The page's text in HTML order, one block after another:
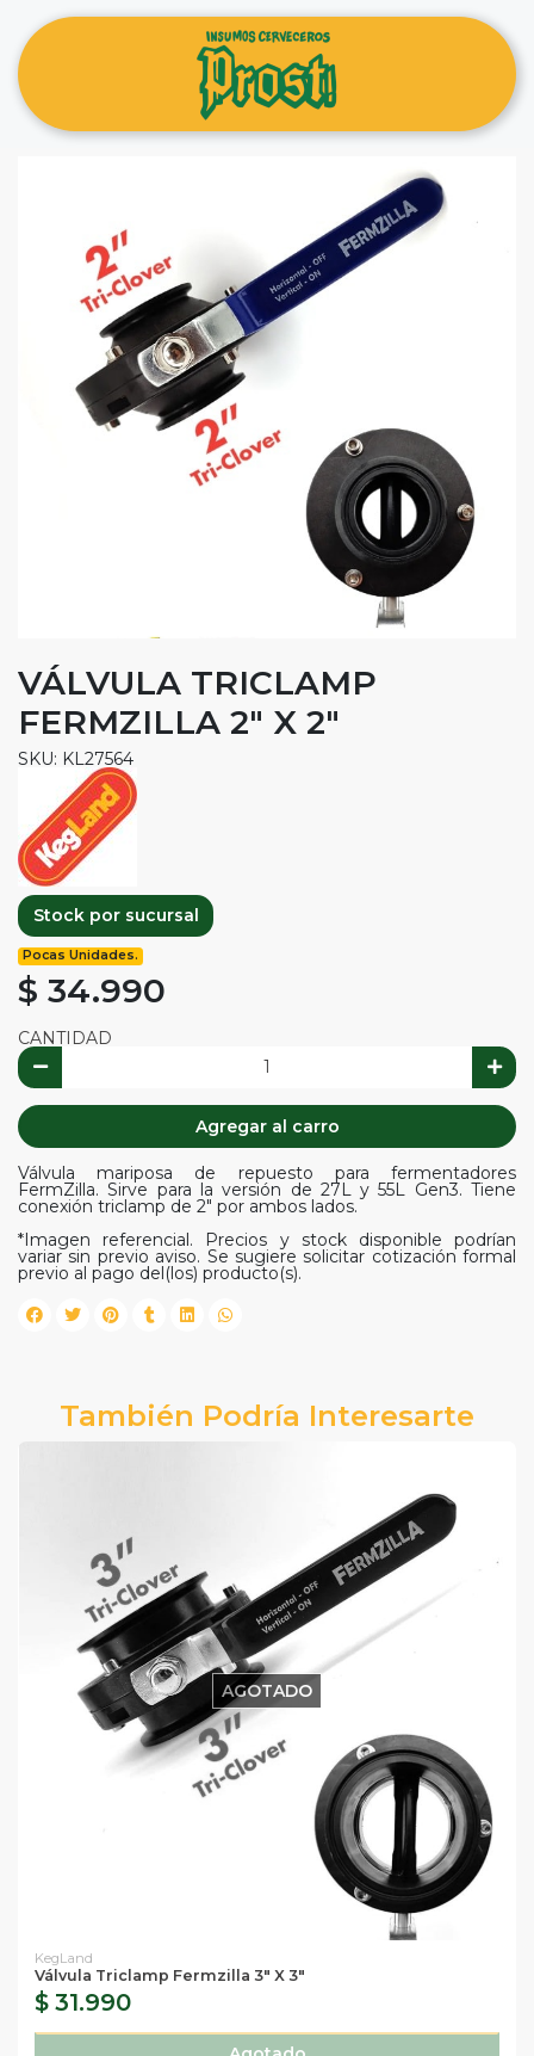
VÁLVULA TRICLAMP
FERMZILLA 2" X 2"
SKU: KL27564
Stock por sucursal
Pocas Unidades.
$ 34.990
CANTIDAD
Agregar al carro
Válvula mariposa de repuesto para fermentadores
FermZilla. Sirve para la versión de 27L y 55L Gen3. Tiene
conexión triclamp de 2" por ambos lados.
*Imagen referencial. Precios y stock disponible podrían
variar sin previo aviso. Se sugiere solicitar cotización formal
previo al pago del(los) producto(s).
También Podría Interesarte
AGOTADO
KegLand
Válvula Triclamp Fermzilla 3" X 3"
$ 31.990